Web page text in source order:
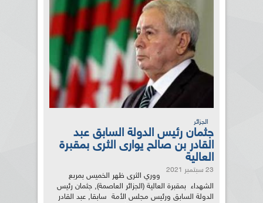
الجزائر
جثمان رئيس الدولة السابق عبد
القادر بن صالح يوارى الثرى بمقبرة
العالية
23 سبتمبر 2021
ووري الثرى ظهر الخميس بمربع
الشهداء بمقبرة العالية (الجزائر العاصمة), جثمان رئيس
الدولة السابق ورئيس مجلس الأمة سابقا, عبد القادر